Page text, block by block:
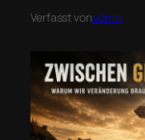
Verfasst vonadmin